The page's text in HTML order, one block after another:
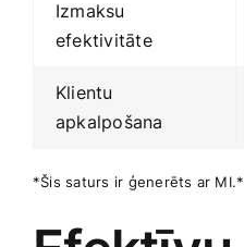
Izmaksu⁣
efektivitāte
Klientu
apkalpošana
*Šis saturs ​ir ģenerēts ar MI.*